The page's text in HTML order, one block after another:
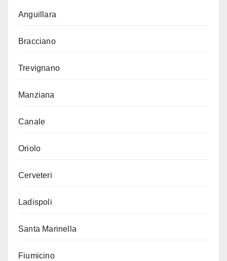
Anguillara
Bracciano
Trevignano
Manziana
Canale
Oriolo
Cerveteri
Ladispoli
Santa Marinella
Fiumicino